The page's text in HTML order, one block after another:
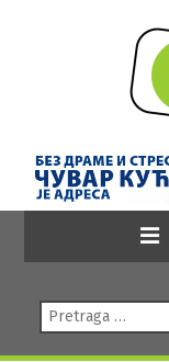
Pretraga: